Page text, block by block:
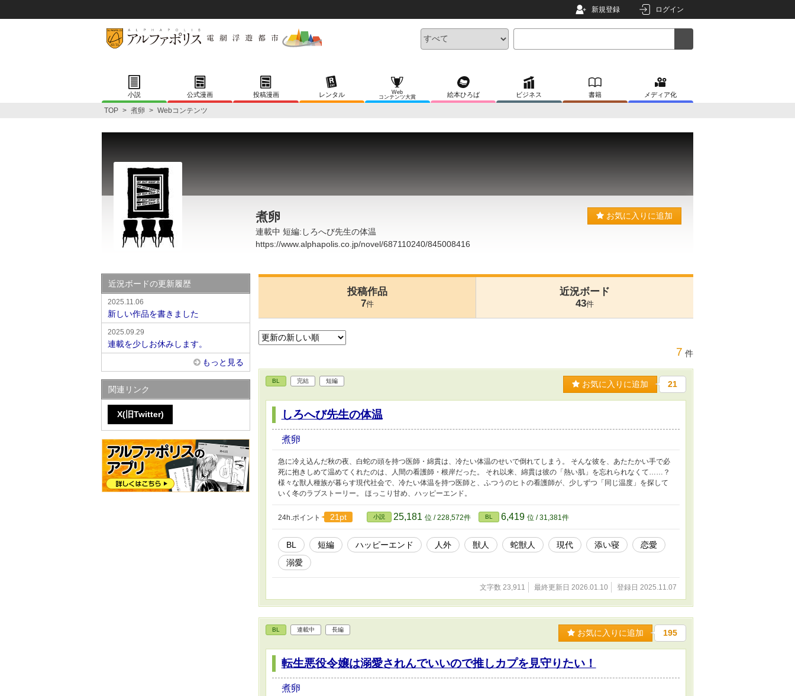
新規登録 ログイン
小説 公式漫画 投稿漫画 レンタル
Web
コンテンツ大賞
絵本ひろば ビジネス 書籍 メディア化
TOP > 煮卵 > Webコンテンツ
煮卵
連載中 短編:しろへび先生の体温
https://www.alphapolis.co.jp/novel/687110240/845008416
お気に入りに追加
投稿作品
7件
近況ボード
43件
7 件
BL 完結 短編 お気に入りに追加 21
しろへび先生の体温
煮卵
急に冷え込んだ秋の夜、白蛇の頭を持つ医師・綿貫は、冷たい体温のせいで倒れてしまう。 そんな彼を、あたたかい手で必
死に抱きしめて温めてくれたのは、人間の看護師・根岸だった。 それ以来、綿貫は彼の「熱い肌」を忘れられなくて……？
様々な獣人種族が暮らす現代社会で、冷たい体温を持つ医師と、ふつうのヒトの看護師が、少しずつ「同じ温度」を探して
いく冬のラブストーリー。 ほっこり甘め、ハッピーエンド。
24h.ポイント 21pt 小説 25,181 位 / 228,572件 BL 6,419 位 / 31,381件
BL 短編 ハッピーエンド 人外 獣人 蛇獣人 現代 添い寝
恋愛
溺愛
文字数 23,911 最終更新日 2026.01.10 登録日 2025.11.07
BL 連載中 長編 お気に入りに追加 195
転生悪役令嬢は溺愛されんでいいので推しカプを見守りたい！
煮卵
近況ボードの更新履歴
2025.11.06
新しい作品を書きました
2025.09.29
連載を少しお休みします。
もっと見る
関連リンク
X(旧Twitter)